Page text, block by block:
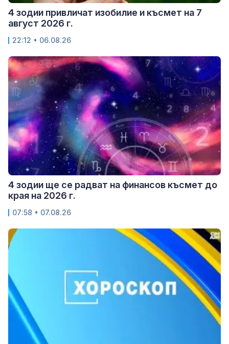
4 зодии привличат изобилие и късмет на 7
август 2026 г.
22:12 • 06.08.26
4 зодии ще се радват на финансов късмет до
края на 2026 г.
07:58 • 07.08.26